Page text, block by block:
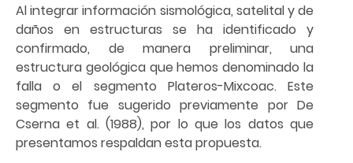
Al integrar información sismológica, satelital y de
daños en estructuras se ha identificado y
confirmado, de manera preliminar, una
estructura geológica que hemos denominado la
falla o el segmento Plateros-Mixcoac. Este
segmento fue sugerido previamente por De
Cserna et al. (1988), por lo que los datos que
presentamos respaldan esta propuesta.